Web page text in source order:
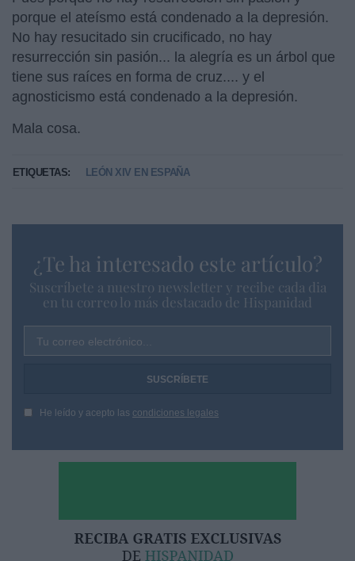
porque el ateísmo está condenado a la depresión.
No hay resucitado sin crucificado, no hay
resurrección sin pasión... la alegría es un árbol que
tiene sus raíces en forma de cruz.... y el
agnosticismo está condenado a la depresión.
Mala cosa.
ETIQUETAS: LEÓN XIV EN ESPAÑA
¿Te ha interesado este artículo?
Suscríbete a nuestro newsletter y recibe cada dia
en tu correo lo más destacado de Hispanidad
Tu correo electrónico...
He leído y acepto las condiciones legales